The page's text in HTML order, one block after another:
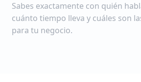
Sabes exactamente con quién
cuánto tiempo lleva y cuáles son
para tu negocio.